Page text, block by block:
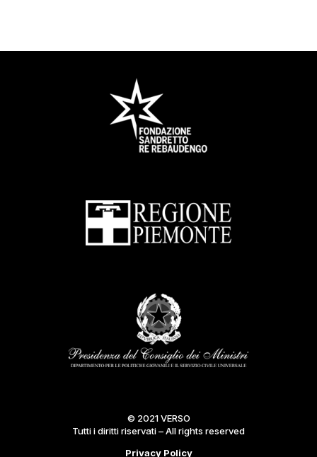
© 2021 VERSO
Tutti i diritti riservati – All rights reserved
Privacy Policy